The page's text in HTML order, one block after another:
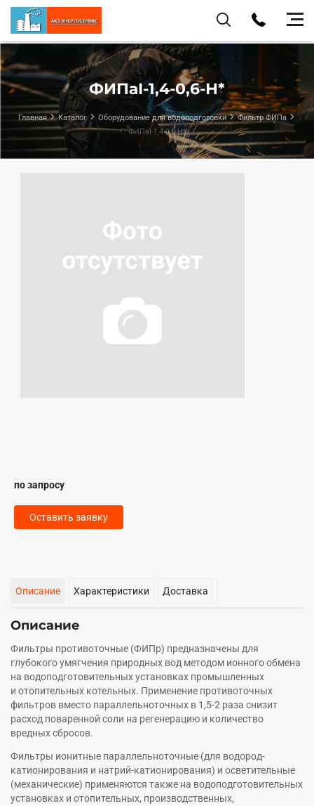
ФИПаI-1,4-0,6-Н*
Главная Каталог Оборудование для водоподготовки
Фильтр ФИПа
ФИПаI-1,4-0,6-Н*
по запросу
Оставить заявку
Описание Характеристики Доставка
Описание
⁠Фильтры противоточные (ФИПр) предназначены для
глубокого умягчения природных вод методом ионного обмена
на водоподготовительных установках промышленных
и отопительных котельных. Применение противоточных
фильтров вместо параллельноточных в 1,5-2 раза снизит
расход поваренной соли на регенерацию и количество
вредных сбросов.
Фильтры ионитные параллельноточные (для водород-
катионирования и натрий-катионирования) и осветительные
(механические) применяются также на водоподготовительных
установках и отопительных, производственных,